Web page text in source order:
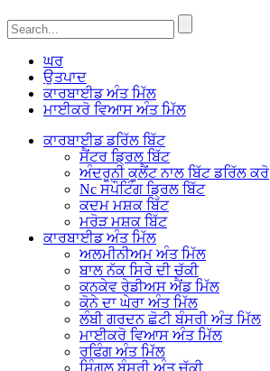
ਘਰ
ਉਤਪਾਦ
ਕਾਰਬਾਈਡ ਅੰਤ ਮਿੱਲ
ਮਾਈਕਰੋ ਵਿਆਸ ਅੰਤ ਮਿੱਲ
ਕਾਰਬਾਈਡ ਡਰਿੱਲ ਬਿੱਟ
ਸੈਂਟਰ ਡ੍ਰਿਲ ਬਿੱਟ
ਅੰਦਰੂਨੀ ਕੂਲੈਂਟ ਨਾਲ ਬਿੱਟ ਡਰਿੱਲ ਕਰੋ
Nc ਸਪੌਟਿੰਗ ਡ੍ਰਿਲ ਬਿੱਟ
ਕਦਮ ਮਸ਼ਕ ਬਿੱਟ
ਮਰੋੜ ਮਸ਼ਕ ਬਿੱਟ
ਕਾਰਬਾਈਡ ਅੰਤ ਮਿੱਲ
ਅਲਮੀਨੀਅਮ ਅੰਤ ਮਿੱਲ
ਬਾਲ ਨੱਕ ਸਿਰੇ ਦੀ ਚੱਕੀ
ਕਨਕੇਵ ਰੇਡੀਅਸ ਐਂਡ ਮਿੱਲ
ਕੋਨੇ ਦਾ ਘੇਰਾ ਅੰਤ ਮਿੱਲ
ਲੰਬੀ ਗਰਦਨ ਛੋਟੀ ਬੰਸਰੀ ਅੰਤ ਮਿੱਲ
ਮਾਈਕਰੋ ਵਿਆਸ ਅੰਤ ਮਿੱਲ
ਰਫਿੰਗ ਅੰਤ ਮਿੱਲ
ਸਿੰਗਲ ਬੰਸਰੀ ਅੰਤ ਚੱਕੀ